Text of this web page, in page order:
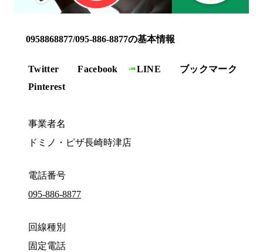
0958868877/095-886-8877の基本情報
Twitter Facebook LINE
ブックマーク
Pinterest
事業者名
ドミノ・ピザ長崎時津店
電話番号
095-886-8877
回線種別
固定電話